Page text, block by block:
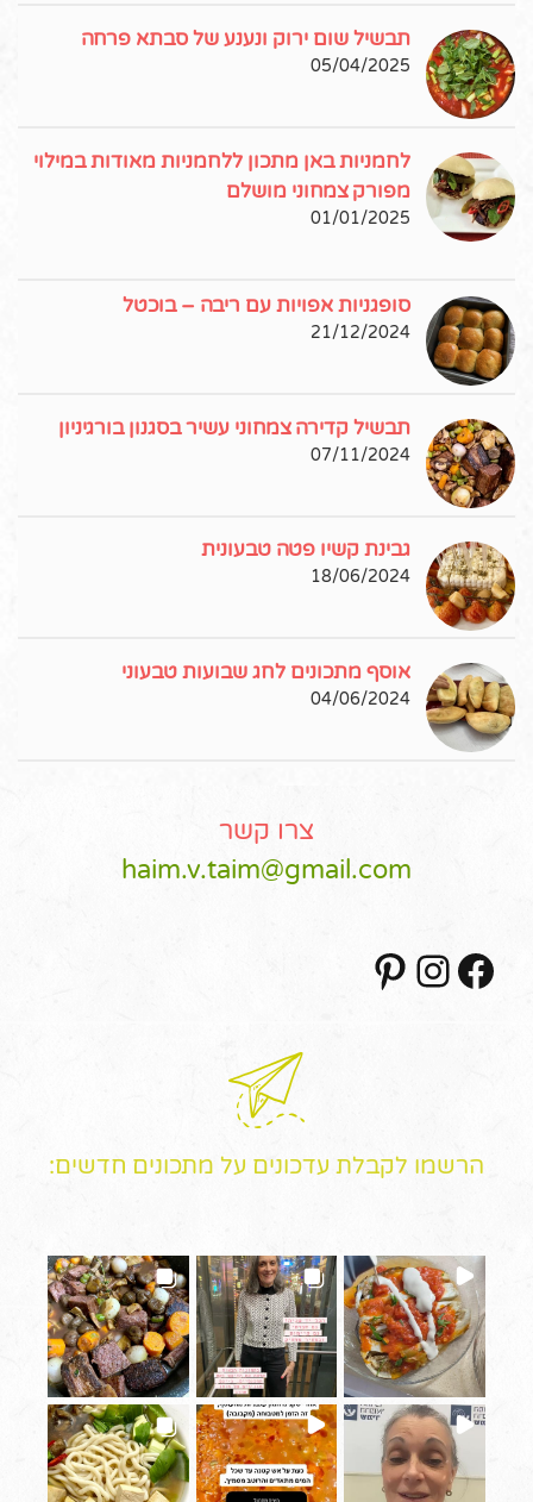
תבשיל שום ירוק ונענע של סבתא פרחה
05/04/2025
לחמניות באן מתכון ללחמניות מאודות במילוי
מפורק צמחוני מושלם
01/01/2025
סופגניות אפויות עם ריבה – בוכטל
21/12/2024
תבשיל קדירה צמחוני עשיר בסגנון בורגיניון
07/11/2024
גבינת קשיו פטה טבעונית
18/06/2024
אוסף מתכונים לחג שבועות טבעוני
04/06/2024
צרו קשר
haim.v.taim@gmail.com
Facebook
Instagram
הרשמו לקבלת עדכונים על מתכונים חדשים: